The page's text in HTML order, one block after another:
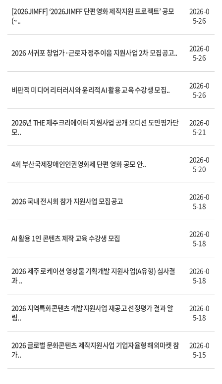
[2026JIMFF] ‘2026JIMFF 단편영화 제작지원 프로젝트’ 공모
(~..
2026-0
5-26
2026 서귀포 창업가·근로자 정주이음 지원사업 2차 모집공고..
2026-0
5-26
비판적 미디어 리터러시와 윤리적 AI 활용 교육 수강생 모집..
2026-0
5-26
2026년 THE 제주크리에이터 지원사업 공개 오디션 도민평가단
모..
2026-0
5-21
4회 부산국제장애인인권영화제 단편 영화 공모 안..
2026-0
5-20
2026 국내 전시회 참가 지원사업 모집공고
2026-0
5-18
AI 활용 1인 콘텐츠 제작 교육 수강생 모집
2026-0
5-18
2026 제주 로케이션 영상물 기획개발 지원사업(A유형) 심사결
과 ..
2026-0
5-18
2026 지역특화콘텐츠 개발지원사업 재공고 선정평가 결과 알
림..
2026-0
5-18
2026 글로벌 문화콘텐츠 제작지원사업 기업자율형 해외마켓 참
가..
2026-0
5-15